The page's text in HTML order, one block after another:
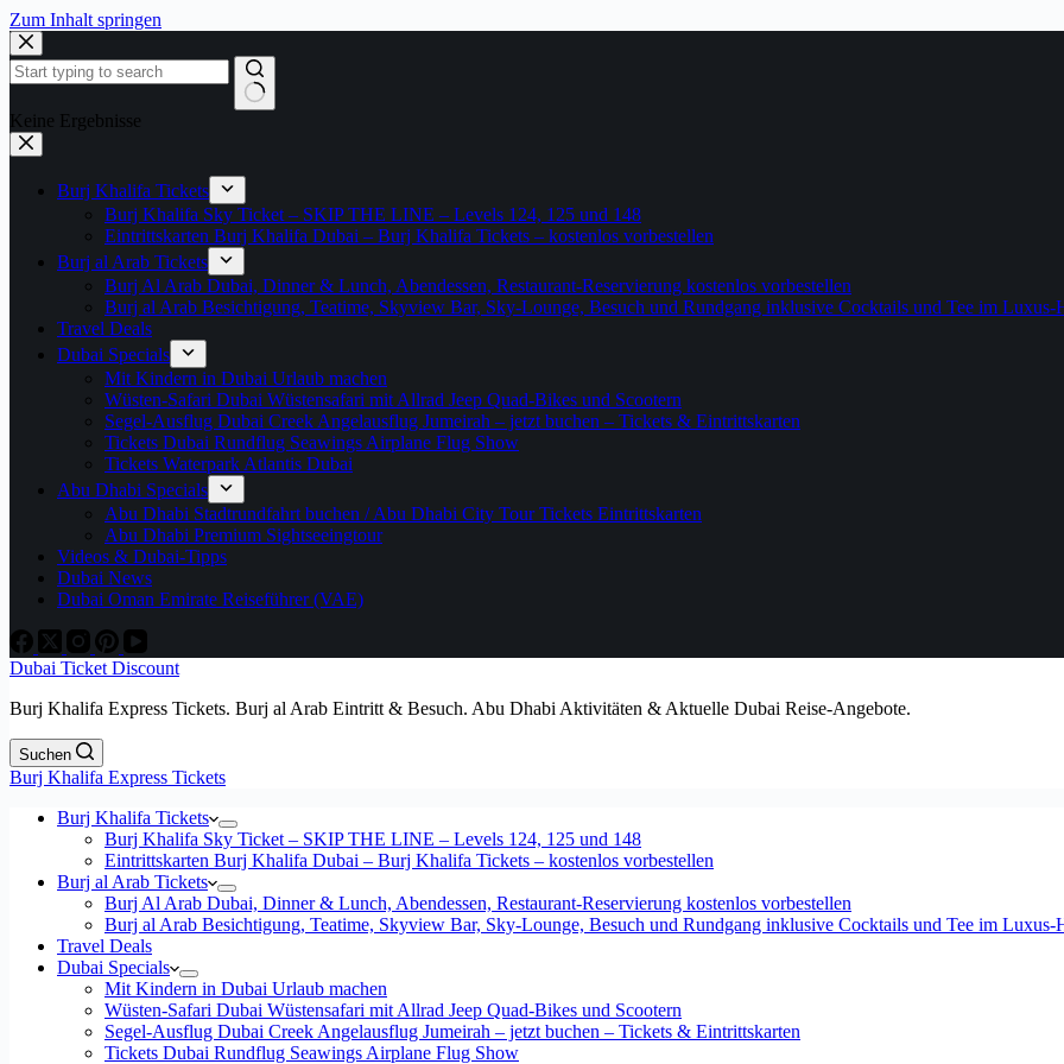
Zum Inhalt springen
Keine Ergebnisse
Burj Khalifa Tickets
Burj Khalifa Sky Ticket – SKIP THE LINE – Levels 124, 125 und 148
Eintrittskarten Burj Khalifa Dubai – Burj Khalifa Tickets – kostenlos vorbestellen
Burj al Arab Tickets
Burj Al Arab Dubai, Dinner & Lunch, Abendessen, Restaurant-Reservierung kostenlos vorbestellen
Burj al Arab Besichtigung, Teatime, Skyview Bar, Sky-Lounge, Besuch und Rundgang inklusive Cocktails und Tee im Luxus-
Travel Deals
Dubai Specials
Mit Kindern in Dubai Urlaub machen
Wüsten-Safari Dubai Wüstensafari mit Allrad Jeep Quad-Bikes und Scootern
Segel-Ausflug Dubai Creek Angelausflug Jumeirah – jetzt buchen – Tickets & Eintrittskarten
Tickets Dubai Rundflug Seawings Airplane Flug Show
Tickets Waterpark Atlantis Dubai
Abu Dhabi Specials
Abu Dhabi Stadtrundfahrt buchen / Abu Dhabi City Tour Tickets Eintrittskarten
Abu Dhabi Premium Sightseeingtour
Videos & Dubai-Tipps
Dubai News
Dubai Oman Emirate Reiseführer (VAE)
Dubai Ticket Discount
Burj Khalifa Express Tickets. Burj al Arab Eintritt & Besuch. Abu Dhabi Aktivitäten & Aktuelle Dubai Reise-Angebote.
Suchen
Burj Khalifa Express Tickets
Burj Khalifa Tickets
Burj Khalifa Sky Ticket – SKIP THE LINE – Levels 124, 125 und 148
Eintrittskarten Burj Khalifa Dubai – Burj Khalifa Tickets – kostenlos vorbestellen
Burj al Arab Tickets
Burj Al Arab Dubai, Dinner & Lunch, Abendessen, Restaurant-Reservierung kostenlos vorbestellen
Burj al Arab Besichtigung, Teatime, Skyview Bar, Sky-Lounge, Besuch und Rundgang inklusive Cocktails und Tee im Luxus-
Travel Deals
Dubai Specials
Mit Kindern in Dubai Urlaub machen
Wüsten-Safari Dubai Wüstensafari mit Allrad Jeep Quad-Bikes und Scootern
Segel-Ausflug Dubai Creek Angelausflug Jumeirah – jetzt buchen – Tickets & Eintrittskarten
Tickets Dubai Rundflug Seawings Airplane Flug Show